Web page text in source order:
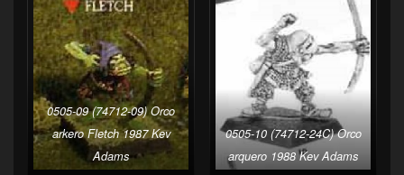
0505-09 (74712-09) Orco
arkero Fletch 1987 Kev
Adams
0505-10 (74712-24C) Orco
arquero 1988 Kev Adams